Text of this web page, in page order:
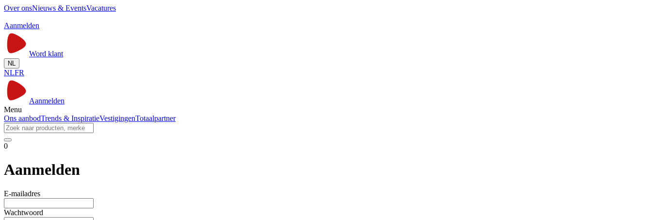
Over onsNieuws & EventsVacatures
Aanmelden
Word klant
NL
NLFR
Aanmelden
Menu
Ons aanbodTrends & InspiratieVestigingenTotaalpartner
0
Aanmelden
E-mailadres
Wachtwoord